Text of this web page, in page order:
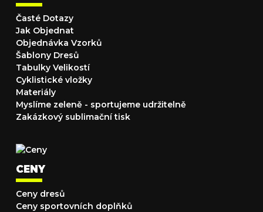
Časté Dotazy
Jak Objednat
Objednávka Vzorků
Šablony Dresů
Tabulky Velikostí
Cyklistické vložky
Materiály
Myslíme zeleně - sportujeme udržitelně
Zakázkový sublimační tisk
CENY
Ceny dresů
Ceny sportovních doplňků